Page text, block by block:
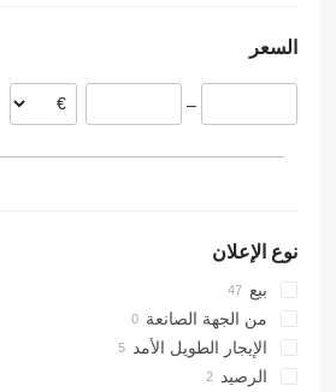
التشيك
هولندا
السعر
–
نوع الإعلان
بيع
من الجهة الصانعة
الإيجار الطويل الأمد
الرصيد